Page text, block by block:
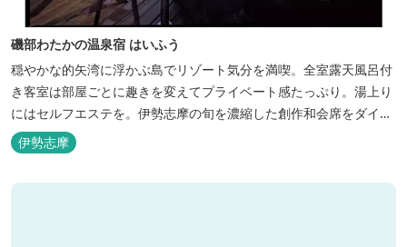
磯部わたかの温泉宿 はいふう
穏やかな的矢湾に浮かぶ島でリゾート気分を満喫。全室露天風呂付
き客室は部屋ごとに趣きを変えてプライベート感たっぷり。湯上り
にはセルフエステを。伊勢志摩の旬を濃縮した創作和会席をダイニ
ングで。
伊勢志摩